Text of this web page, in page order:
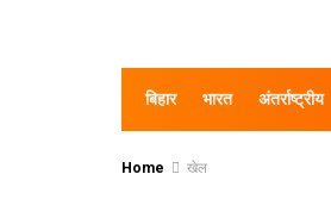
बिहार भारत अंतर्राष्ट्रीय
Home खेल